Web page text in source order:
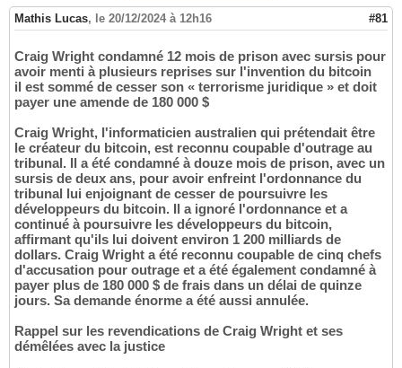
Mathis Lucas, le 20/12/2024 à 12h16 #81
Craig Wright condamné 12 mois de prison avec sursis pour
avoir menti à plusieurs reprises sur l'invention du bitcoin
il est sommé de cesser son « terrorisme juridique » et doit
payer une amende de 180 000 $
Craig Wright, l'informaticien australien qui prétendait être
le créateur du bitcoin, est reconnu coupable d'outrage au
tribunal. Il a été condamné à douze mois de prison, avec un
sursis de deux ans, pour avoir enfreint l'ordonnance du
tribunal lui enjoignant de cesser de poursuivre les
développeurs du bitcoin. Il a ignoré l'ordonnance et a
continué à poursuivre les développeurs du bitcoin,
affirmant qu'ils lui doivent environ 1 200 milliards de
dollars. Craig Wright a été reconnu coupable de cinq chefs
d'accusation pour outrage et a été également condamné à
payer plus de 180 000 $ de frais dans un délai de quinze
jours. Sa demande énorme a été aussi annulée.
Rappel sur les revendications de Craig Wright et ses
démêlées avec la justice